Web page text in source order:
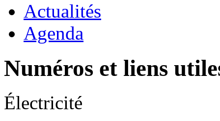
Actualités
Agenda
Numéros et liens
Électricité